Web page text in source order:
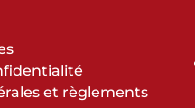
et règlements